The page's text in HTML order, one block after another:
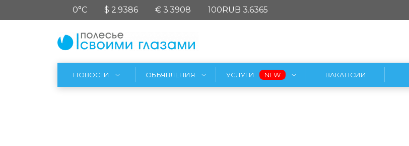
0°C $ 2.9386 € 3.3908 100RUB 3.6365
НОВОСТИ ОБЪЯВЛЕНИЯ УСЛУГИ ВАКАНСИИ